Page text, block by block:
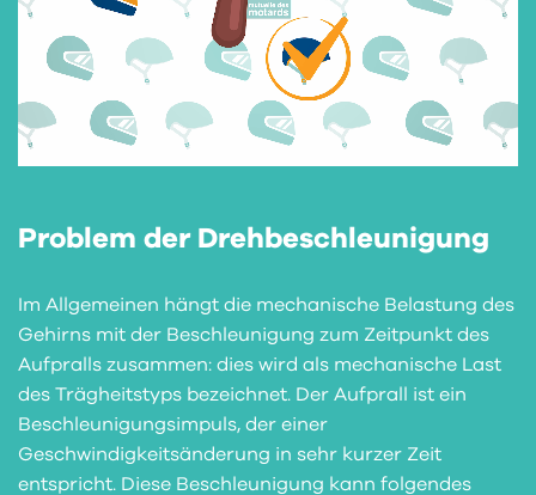
Problem der Drehbeschleunigung
Im Allgemeinen hängt die mechanische Belastung des
Gehirns mit der Beschleunigung zum Zeitpunkt des
Aufpralls zusammen: dies wird als mechanische Last
des Trägheitstyps bezeichnet. Der Aufprall ist ein
Beschleunigungsimpuls, der einer
Geschwindigkeitsänderung in sehr kurzer Zeit
entspricht. Diese Beschleunigung kann folgendes